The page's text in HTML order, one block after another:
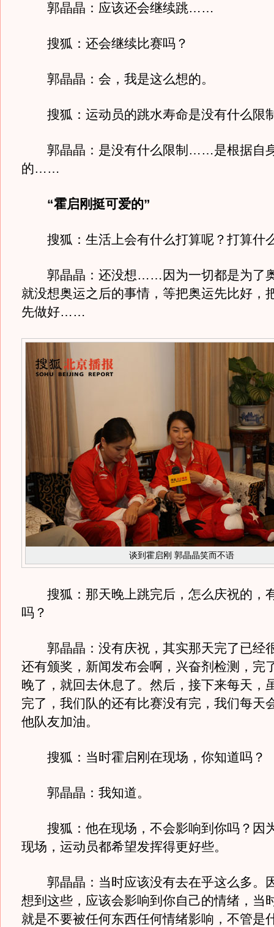
郭晶晶：应该还会继续跳……
搜狐：还会继续比赛吗？
郭晶晶：会，我是这么想的。
搜狐：运动员的跳水寿命是没有什么限
郭晶晶：是没有什么限制……是根据自
的……
“霍启刚挺可爱的”
搜狐：生活上会有什么打算呢？打算什
郭晶晶：还没想……因为一切都是为了
就没想奥运之后的事情，等把奥运先比好，
先做好……
谈到霍启刚 郭晶晶笑而不语
搜狐：那天晚上跳完后，怎么庆祝的，
吗？
郭晶晶：没有庆祝，其实那天完了已经
还有颁奖，新闻发布会啊，兴奋剂检测，完
晚了，就回去休息了。然后，接下来每天，
完了，我们队的还有比赛没有完，我们每天
他队友加油。
搜狐：当时霍启刚在现场，你知道吗？
郭晶晶：我知道。
搜狐：他在现场，不会影响到你吗？因
现场，运动员都希望发挥得更好些。
郭晶晶：当时应该没有去在乎这么多。
想到这些，应该会影响到你自己的情绪，当
就是不要被任何东西任何情绪影响，不管是